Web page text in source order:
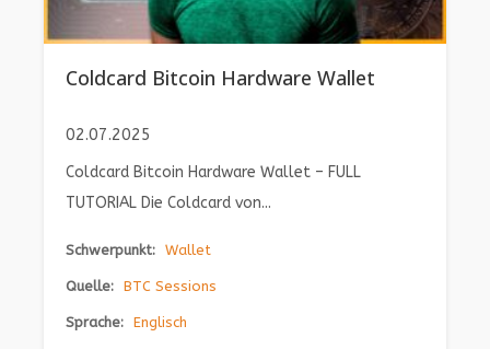
Coldcard Bitcoin Hardware Wallet
02.07.2025
Coldcard Bitcoin Hardware Wallet – FULL
TUTORIAL Die Coldcard von...
Schwerpunkt: Wallet
Quelle: BTC Sessions
Sprache: Englisch